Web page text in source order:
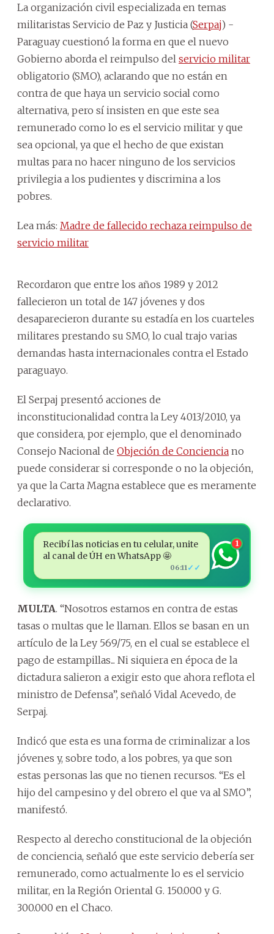
La organización civil especializada en temas
militaristas Servicio de Paz y Justicia (Serpaj) -
Paraguay cuestionó la forma en que el nuevo
Gobierno aborda el reimpulso del servicio militar
obligatorio (SMO), aclarando que no están en
contra de que haya un servicio social como
alternativa, pero sí insisten en que este sea
remunerado como lo es el servicio militar y que
sea opcional, ya que el hecho de que existan
multas para no hacer ninguno de los servicios
privilegia a los pudientes y discrimina a los
pobres.
Lea más: Madre de fallecido rechaza reimpulso de
servicio militar
Recordaron que entre los años 1989 y 2012
fallecieron un total de 147 jóvenes y dos
desaparecieron durante su estadía en los cuarteles
militares prestando su SMO, lo cual trajo varias
demandas hasta internacionales contra el Estado
paraguayo.
El Serpaj presentó acciones de
inconstitucionalidad contra la Ley 4013/2010, ya
que considera, por ejemplo, que el denominado
Consejo Nacional de Objeción de Conciencia no
puede considerar si corresponde o no la objeción,
ya que la Carta Magna establece que es meramente
declarativo.
Recibí las noticias en tu celular, unite
al canal de ÚH en WhatsApp 🤩
06:11 ✓✓
1
MULTA. “Nosotros estamos en contra de estas
tasas o multas que le llaman. Ellos se basan en un
artículo de la Ley 569/75, en el cual se establece el
pago de estampillas... Ni siquiera en época de la
dictadura salieron a exigir esto que ahora reflota el
ministro de Defensa”, señaló Vidal Acevedo, de
Serpaj.
Indicó que esta es una forma de criminalizar a los
jóvenes y, sobre todo, a los pobres, ya que son
estas personas las que no tienen recursos. “Es el
hijo del campesino y del obrero el que va al SMO”,
manifestó.
Respecto al derecho constitucional de la objeción
de conciencia, señaló que este servicio debería ser
remunerado, como actualmente lo es el servicio
militar, en la Región Oriental G. 150.000 y G.
300.000 en el Chaco.